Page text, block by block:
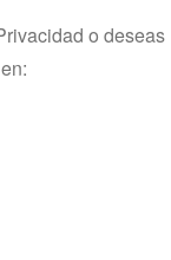
o deseas